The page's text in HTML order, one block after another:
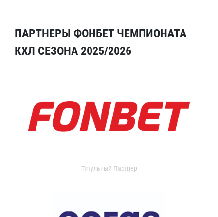
ПАРТНЕРЫ ФОНБЕТ ЧЕМПИОНАТА
КХЛ СЕЗОНА 2025/2026
Титульный Партнер